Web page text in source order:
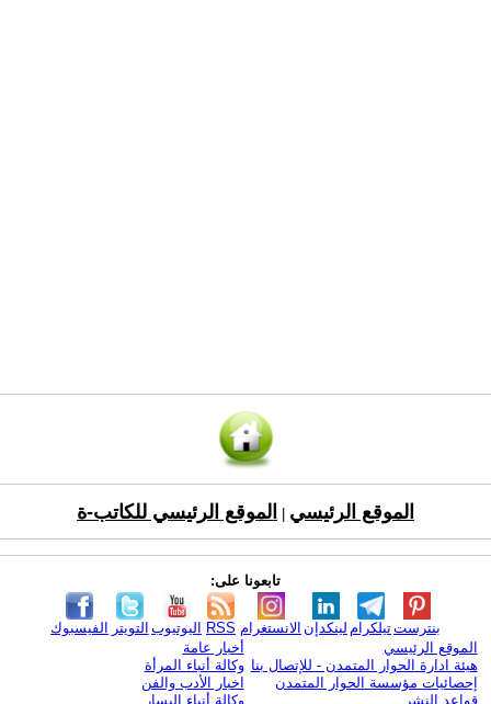
الموقع الرئيسي الموقع الرئيسي للكاتب-ة
تابعونا على:
الفيسبوك التويتر اليوتيوب RSS الانستغرام لينكدإن تيلكرامبنترست
الموقع الرئيسي
هيئة ادارة الحوار المتمدن - للإتصال بنا
إحصائيات مؤسسة الحوار المتمدن
قواعد النشر
أخبار عامة
وكالة أنباء المرأة
اخبار الأدب والفن
وكالة أنباء اليسار